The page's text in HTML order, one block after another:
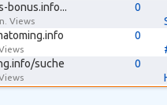
bonus.info... 0
Views
0
suche 0